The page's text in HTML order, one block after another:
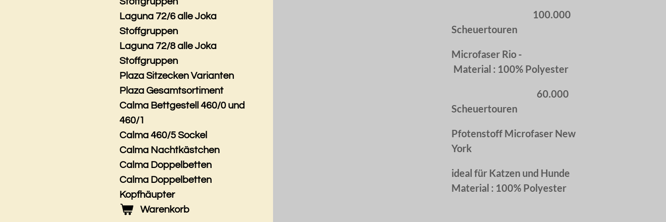
100.000
Scheuertouren
Microfaser Rio -
Material : 100% Polyester
60.000
Scheuertouren
Pfotenstoff Microfaser New
York
ideal für Katzen und Hunde
Material : 100% Polyester
Laguna 72/6 alle Joka
Stoffgruppen
Laguna 72/8 alle Joka
Stoffgruppen
Plaza Sitzecken Varianten
Plaza Gesamtsortiment
Calma Bettgestell 460/0 und
460/1
Calma 460/5 Sockel
Calma Nachtkästchen
Calma Doppelbetten
Calma Doppelbetten
Kopfhäupter
Warenkorb